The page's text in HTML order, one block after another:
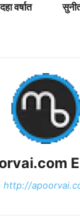
वर्षात
http://